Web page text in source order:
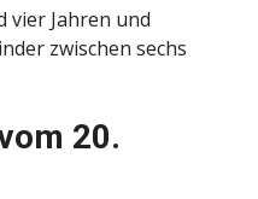
vier Jahren und
zwischen sechs
20.